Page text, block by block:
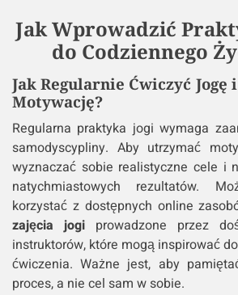
Jak Wprowadzić
do Codziennego
Jak Regularnie Ćwiczyć Jogę
Motywację?
Regularna praktyka jogi wymaga
samodyscypliny. Aby utrzymać
wyznaczać sobie realistyczne cele i
natychmiastowych rezultatów.
korzystać z dostępnych online
zajęcia jogi prowadzone przez
instruktorów, które mogą inspirować
ćwiczenia. Ważne jest, aby
proces, a nie cel sam w sobie.